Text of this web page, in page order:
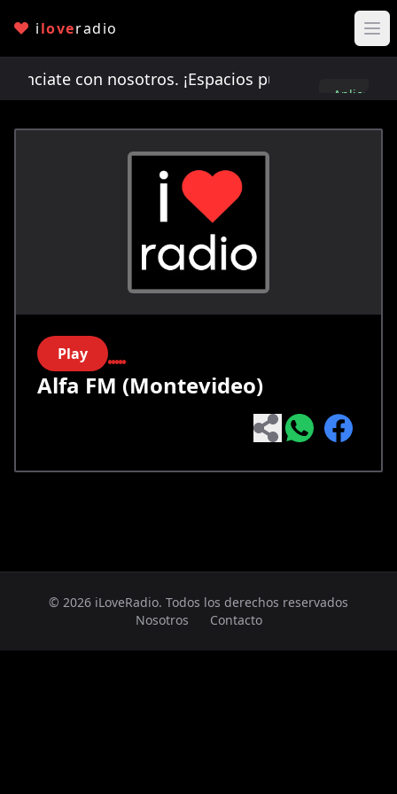
iloveradio
con nosotros. ¡Espacios publicitarios
Aplica
Play
Alfa FM (Montevideo)
© 2026 iLoveRadio. Todos los derechos reservados
Nosotros
Contacto